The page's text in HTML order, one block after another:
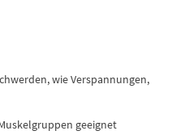
wie Verspannungen,
geeignet